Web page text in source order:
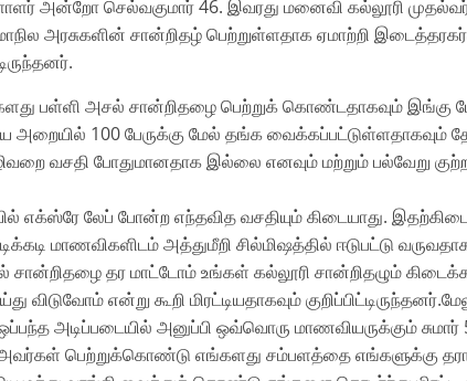
அன்றோ செல்வகுமார் 46. இவரது மனைவி கல்லூரி
அரசுகளின் சான்றிதழ் பெற்றுள்ளதாக ஏமாற்றி
பள்ளி அசல் சான்றிதழை பெற்றுக் கொண்டதாகவும் இங்கு
அறையில் 100 பேருக்கு மேல் தங்க வைக்கப்பட்டுள்ளதாகவும்
வசதி போதுமானதாக இல்லை எனவும் மற்றும் பல்வேறு
எக்ஸ்ரே லேப் போன்ற எந்தவித வசதியும் கிடையாது.
மாணவிகளிடம் அத்துமீறி சில்மிஷத்தில் ஈடுபட்டு
சான்றிதழை தர மாட்டோம் உங்கள் கல்லூரி சான்றிதழும்
என்று கூறி மிரட்டியதாகவும்
அடிப்படையில் அனுப்பி ஒவ்வொரு மாணவியருக்கும்
பெற்றுக்கொண்டு எங்களது சம்பளத்தை எங்களுக்கு